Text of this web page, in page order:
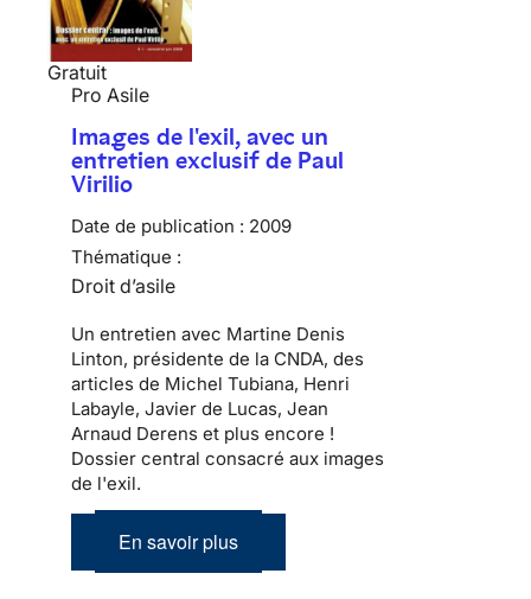
Gratuit
Pro Asile
Images de l'exil, avec un
entretien exclusif de Paul
Virilio
Date de publication : 2009
Thématique :
Droit d’asile
Un entretien avec Martine Denis
Linton, présidente de la CNDA, des
articles de Michel Tubiana, Henri
Labayle, Javier de Lucas, Jean
Arnaud Derens et plus encore !
Dossier central consacré aux images
de l'exil.
En savoir plus